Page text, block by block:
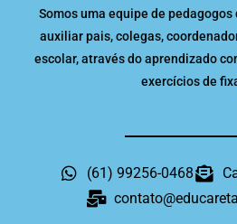
Somos uma equipe de
auxiliar pais, colegas,
escolar, através do aprendizado
exercícios de
(61) 99256-0468